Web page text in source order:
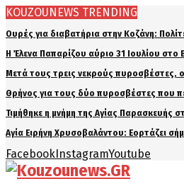
KOUZOUNEWS TRENDING
Ουρές για διαβατήρια στην Κοζάνη:
Η Έλενα Παπαρίζου αύριο 31 Ιουλίου στο
Μετά τους τρεις νεκρούς πυροσβέστες,
Θρήνος για τους δύο πυροσβέστες που
Τιμήθηκε η μνήμη της Αγίας Παρασκευής
Αγία Ειρήνη Χρυσοβαλάντου: Εορτάζει
FacebookInstagramYoutube